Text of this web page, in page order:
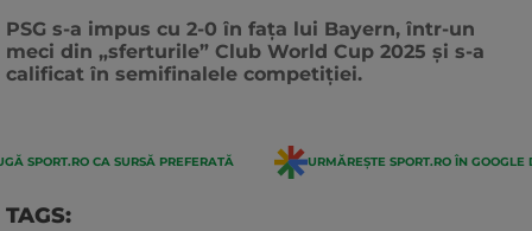
PSG s-a impus cu 2-0 în fața lui Bayern, într-un
meci din „sferturile” Club World Cup 2025 și s-a
calificat în semifinalele competiției.
SPORT.RO CA SURSĂ PREFERATĂ URMĂREȘTE SPORT.RO ÎN GOOGLE
TAGS: